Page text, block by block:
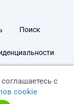
Поиск
с
cookie